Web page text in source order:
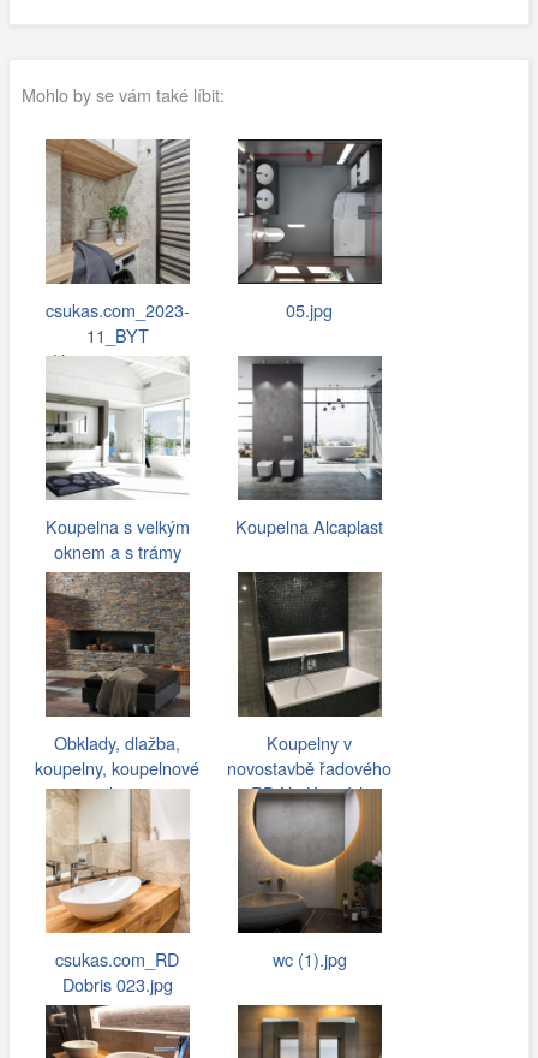
Mohlo by se vám také líbit:
csukas.com_2023-
11_BYT
Hostivar_064.jpg
05.jpg
Koupelna s velkým
oknem a s trámy
Koupelna Alcaplast
Obklady, dlažba,
koupelny, koupelnové
studio -…
Koupelny v
novostavbě řadového
RD Na Kopcích
csukas.com_RD
Dobris 023.jpg
wc (1).jpg